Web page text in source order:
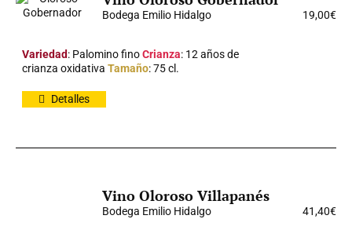
Bodega Emilio Hidalgo 19,00€
Variedad: Palomino finoCrianza: 12 años de
crianza oxidativaTamaño: 75 cl.
Detalles
Vino Oloroso Villapanés
Bodega Emilio Hidalgo 41,40€